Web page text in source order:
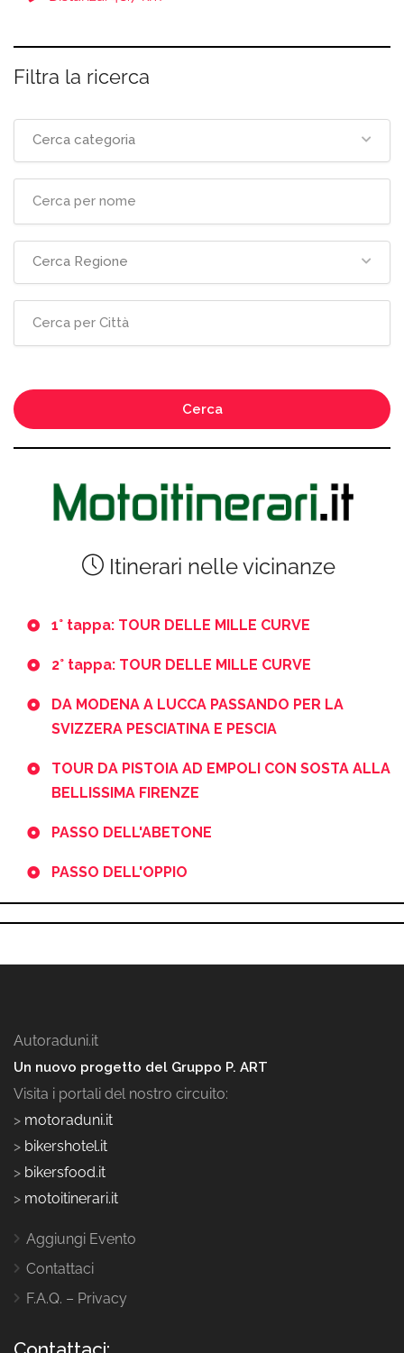
Filtra la ricerca
Cerca categoria
Cerca Regione
Cerca
Itinerari nelle vicinanze
1° tappa: TOUR DELLE MILLE CURVE
2° tappa: TOUR DELLE MILLE CURVE
DA MODENA A LUCCA PASSANDO PER LA
SVIZZERA PESCIATINA E PESCIA
TOUR DA PISTOIA AD EMPOLI CON SOSTA ALLA
BELLISSIMA FIRENZE
PASSO DELL'ABETONE
PASSO DELL'OPPIO
Autoraduni.it
Un nuovo progetto del Gruppo P. ART
Visita i portali del nostro circuito:
> motoraduni.it
> bikershotel.it
> bikersfood.it
> motoitinerari.it
Aggiungi Evento
Contattaci
F.A.Q. – Privacy